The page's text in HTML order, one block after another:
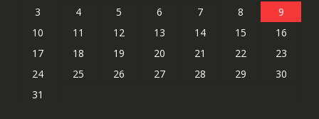
3
4 5 6 7 8
9
10
11 12 13 14 15
16
17
18 19 20 21 22
23
24
25 26 27 28 29
30
31